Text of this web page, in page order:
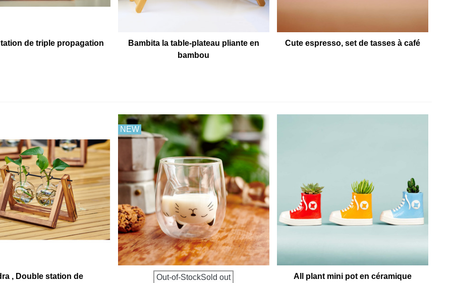
de triple propagation
Bambita la table-plateau pliante en
bambou
Cute espresso, set de tasses à café
, Double station de
NEW
Out-of-StockSold out
All plant mini pot en céramique